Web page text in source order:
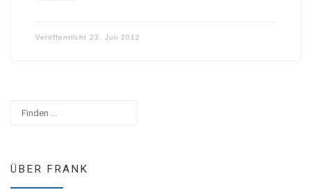
Veröffentlicht 23. Juli 2012
ÜBER FRANK